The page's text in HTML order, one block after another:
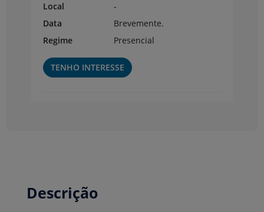
Local
-
Data
Brevemente.
Regime
Presencial
TENHO INTERESSE
Descrição